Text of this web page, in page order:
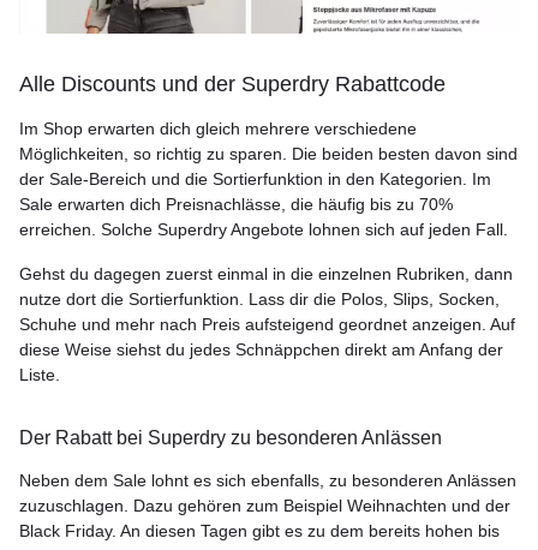
Alle Discounts und der Superdry Rabattcode
Im Shop erwarten dich gleich mehrere verschiedene
Möglichkeiten, so richtig zu sparen. Die beiden besten davon sind
der Sale-Bereich und die Sortierfunktion in den Kategorien. Im
Sale erwarten dich Preisnachlässe, die häufig bis zu 70%
erreichen. Solche Superdry Angebote lohnen sich auf jeden Fall.
Gehst du dagegen zuerst einmal in die einzelnen Rubriken, dann
nutze dort die Sortierfunktion. Lass dir die Polos, Slips, Socken,
Schuhe und mehr nach Preis aufsteigend geordnet anzeigen. Auf
diese Weise siehst du jedes Schnäppchen direkt am Anfang der
Liste.
Der Rabatt bei Superdry zu besonderen Anlässen
Neben dem Sale lohnt es sich ebenfalls, zu besonderen Anlässen
zuzuschlagen. Dazu gehören zum Beispiel Weihnachten und der
Black Friday. An diesen Tagen gibt es zu dem bereits hohen bis